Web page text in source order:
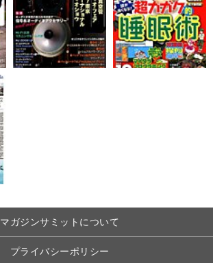
マガジンサミットについて
プライバシーポリシー